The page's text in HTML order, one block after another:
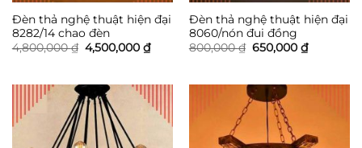
Đèn thả nghệ thuật hiện đại
8282/14 chao đèn
4,800,000₫ Giá
gốc
4,500,000 ₫Giá
hiện
4,500,000 ₫.
Đèn thả nghệ thuật hiện đại
8060/nón đui đồng
800,000₫ Giá
650,000 ₫Giá
hiện
650,000